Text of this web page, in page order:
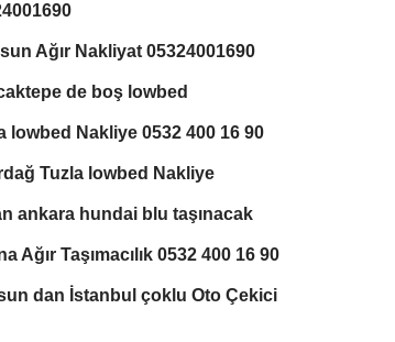
Ağır Nakliyat 05324001690
de boş lowbed
lowbed Nakliye 0532 400 16 90
Tuzla lowbed Nakliye
ankara hundai blu taşınacak
Ağır Taşımacılık 0532 400 16 90
dan İstanbul çoklu Oto Çekici